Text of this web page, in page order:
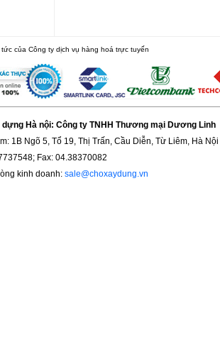
tức của Công ty dịch vụ hàng hoá trực tuyến
Hà nội: Công ty TNHH Thương mại Dương Linh
1B Ngõ 5, Tổ 19, Thị Trấn, Cầu Diễn, Từ Liêm, Hà Nội
Fax: 04.38370082
kinh doanh: sale@choxaydung.vn